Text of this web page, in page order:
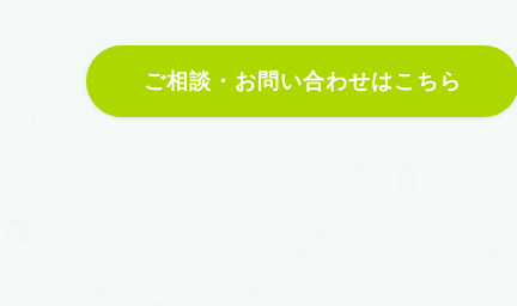
ご相談・お問い合わせはこちら